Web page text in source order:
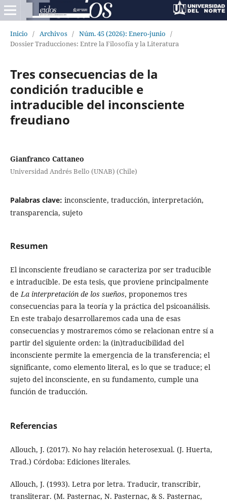
Inicio / Archivos / Núm. 45 (2026): Enero-junio /
Dossier Traducciones: Entre la Filosofía y la Literatura
Tres consecuencias de la
condición traducible e
intraducible del inconsciente
freudiano
Gianfranco Cattaneo
Universidad Andrés Bello (UNAB) (Chile)
Palabras clave: inconsciente, traducción, interpretación,
transparencia, sujeto
Resumen
El inconsciente freudiano se caracteriza por ser traducible
e intraducible. De esta tesis, que proviene principalmente
deLa interpretación de los sueños, proponemos tres
consecuencias para la teoría y la práctica del psicoanálisis.
En este trabajo desarrollaremos cada una de esas
consecuencias y mostraremos cómo se relacionan entre sí a
partir del siguiente orden: la (in)traducibilidad del
inconsciente permite la emergencia de la transferencia; el
significante, como elemento literal, es lo que se traduce; el
sujeto del inconsciente, en su fundamento, cumple una
función de traducción.
Referencias
Allouch, J. (2017). No hay relación heterosexual. (J. Huerta,
Trad.) Córdoba: Ediciones literales.
Allouch, J. (1993). Letra por letra. Traducir, transcribir,
transliterar. (M. Pasternac, N. Pasternac, & S. Pasternac,